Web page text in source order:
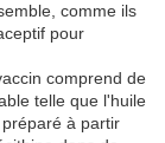
comme ils
pour
comprend de
telle que l'huile
à partir